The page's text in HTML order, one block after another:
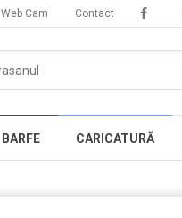
Web Cam Contact
BARFE CARICATURĂ